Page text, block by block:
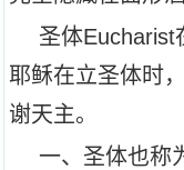
圣体Eucharist
耶稣在立圣体时
谢天主。
一、圣体也称